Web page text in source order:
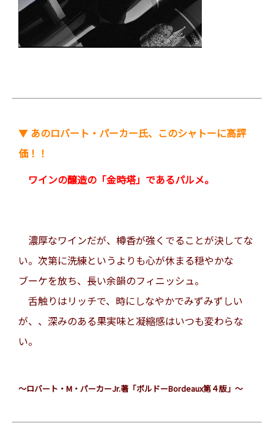
▼ あのロバート・パーカー氏、このシャトーに高評
価！！
ワインの醸造の「金時塔」であるパルメ。
濃厚なワインだが、樽香が強くでることが決してな
い。次第に洗練というよりも心が休まる穏やかな
ブーケを放ち、長い余韻のフィニッシュ。
舌触りはリッチで、時にしなやかでみずみずしい
が、、深みのある果実味と凝縮感はいつも変わらな
い。
～ロバート・M・パーカーJr.著「ボルドーBordeaux第４版」～